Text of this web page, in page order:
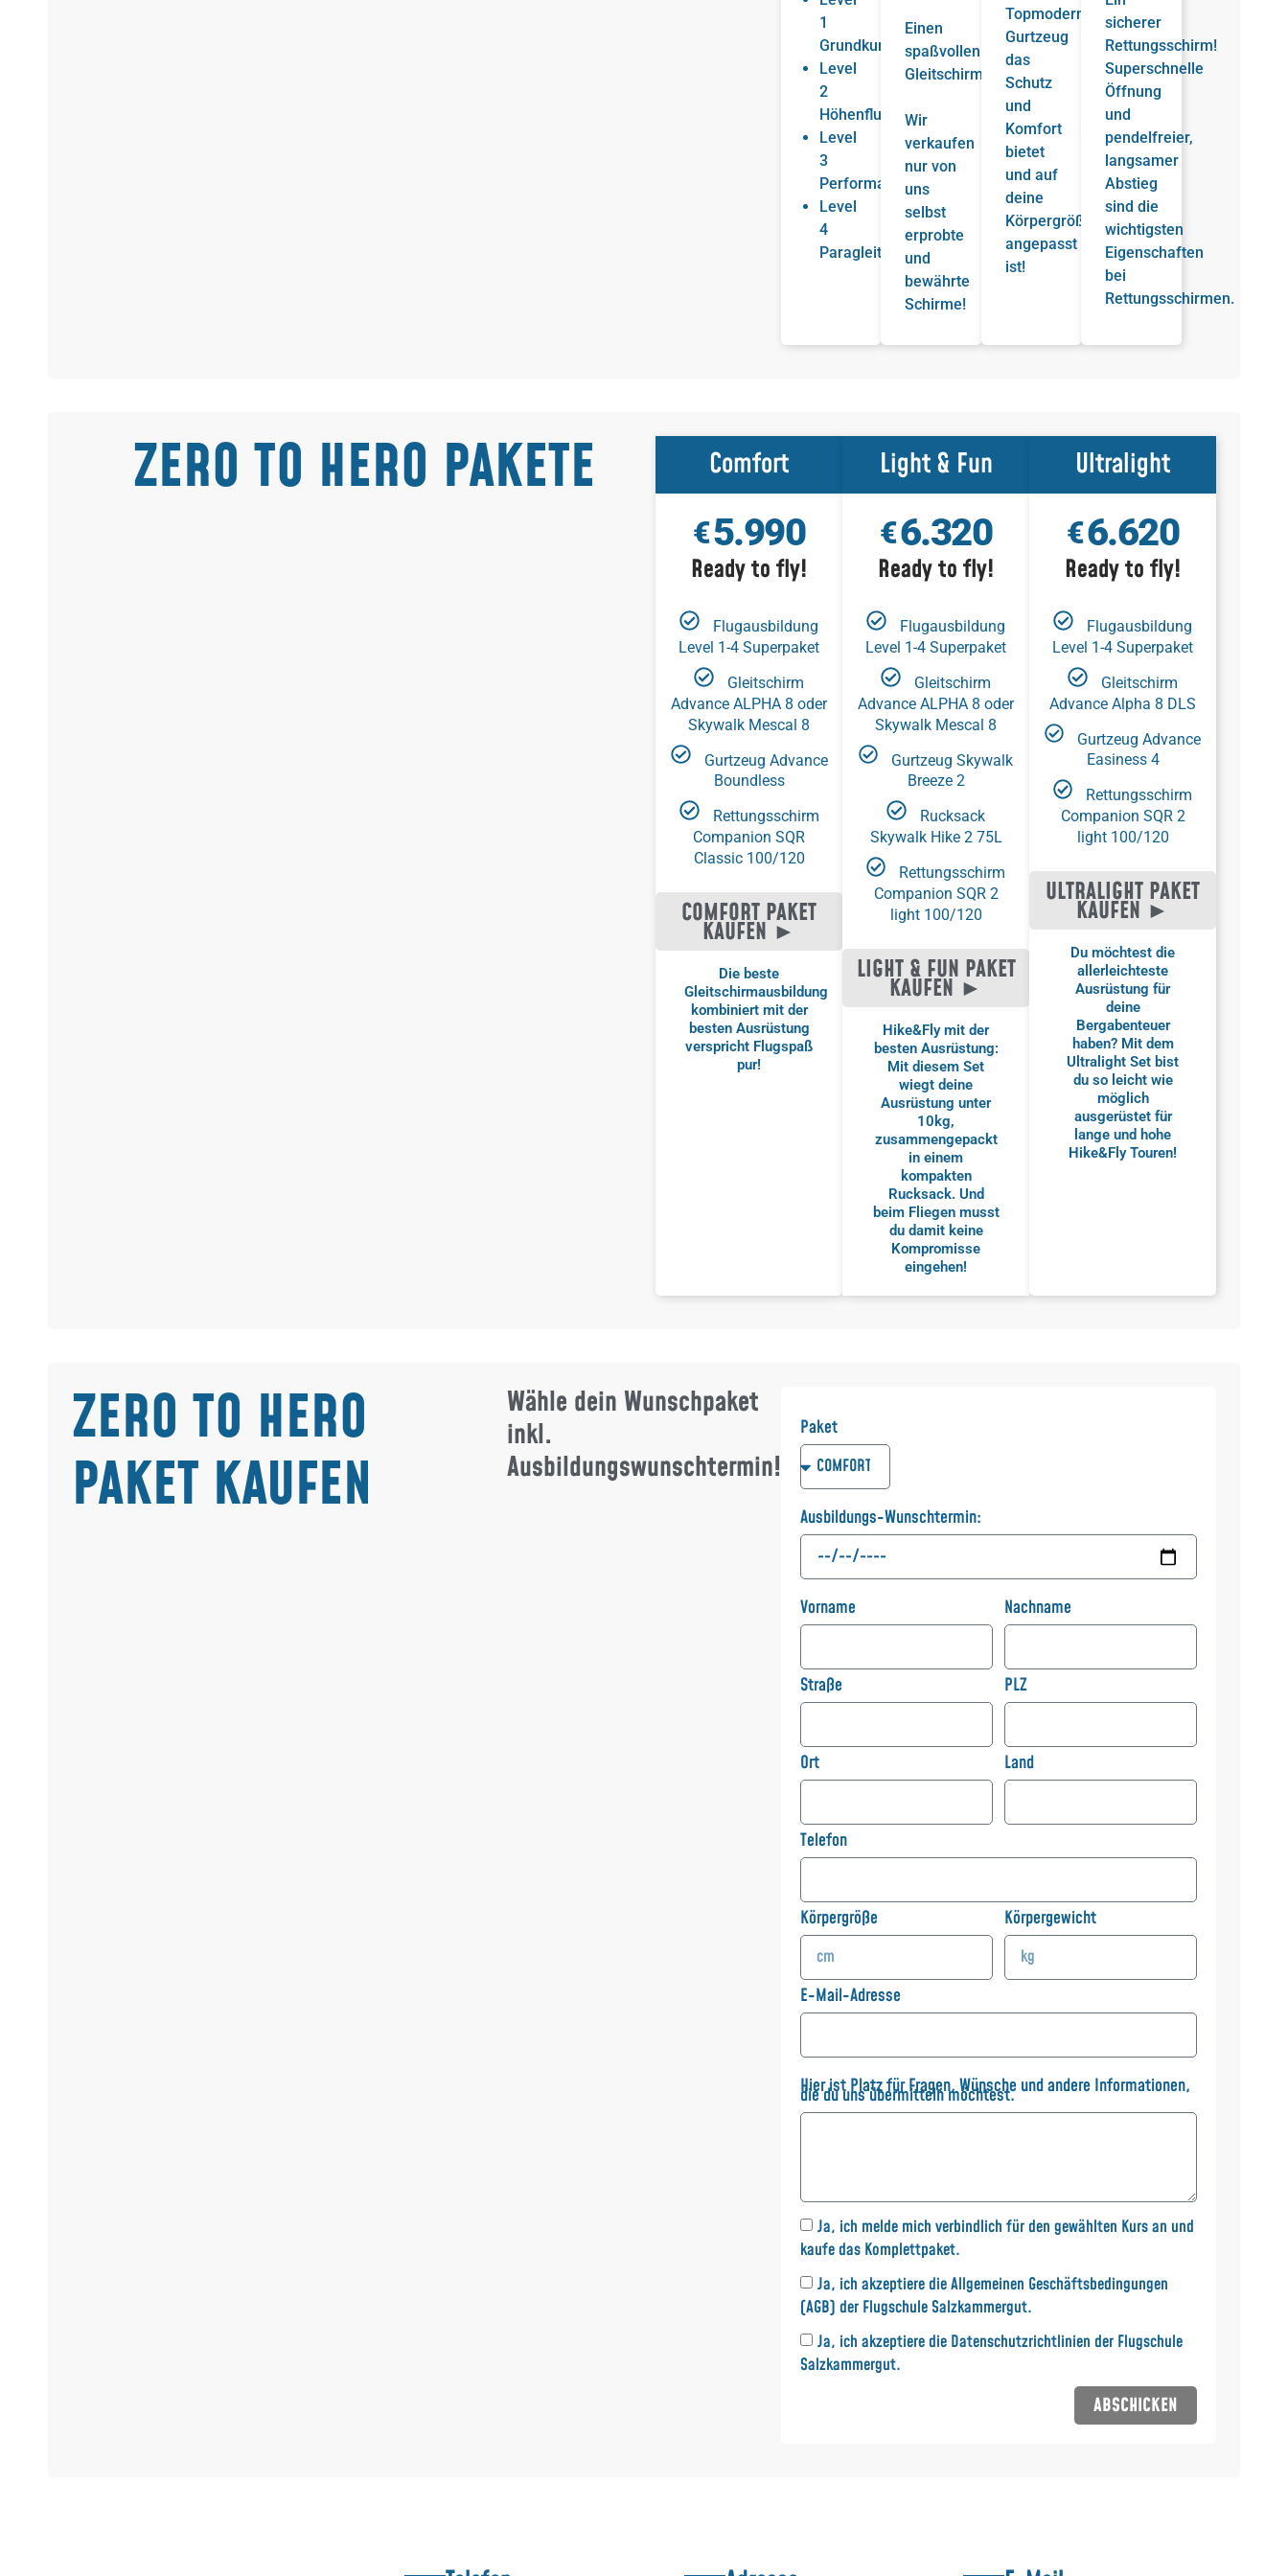
1
Grundkurs
Level
2
Höhenflugkurs
Level
3
Performanceflüge
Level
4
Paragleitscheinkurs.
Einen
spaßvollen
Gleitschirm!
Wir
verkaufen
nur von
uns
selbst
erprobte
und
bewährte
Schirme!
Topmodernes
Gurtzeug
das
Schutz
und
Komfort
bietet
und auf
deine
Körpergröße
angepasst
ist!
sicherer
Rettungsschirm!
Superschnelle
Öffnung
und
pendelfreier,
langsamer
Abstieg
sind die
wichtigsten
Eigenschaften
bei
Rettungsschirmen.
ZERO TO HERO PAKETE Comfort
€5.990
Ready to fly!
Flugausbildung
Level 1-4 Superpaket
Gleitschirm
Advance ALPHA 8 oder
Skywalk Mescal 8
Gurtzeug Advance
Boundless
Rettungsschirm
Companion SQR
Classic 100/120
COMFORT PAKET
KAUFEN ►
Die beste
Gleitschirmausbildung
kombiniert mit der
besten Ausrüstung
verspricht Flugspaß
pur!
Light & Fun
€6.320
Ready to fly!
Flugausbildung
Level 1-4 Superpaket
Gleitschirm
Advance ALPHA 8 oder
Skywalk Mescal 8
Gurtzeug Skywalk
Breeze 2
Rucksack
Skywalk Hike 2 75L
Rettungsschirm
Companion SQR 2
light 100/120
LIGHT & FUN PAKET
KAUFEN ►
Hike&Fly mit der
besten Ausrüstung:
Mit diesem Set
wiegt deine
Ausrüstung unter
10kg,
zusammengepackt
in einem
kompakten
Rucksack. Und
beim Fliegen musst
du damit keine
Kompromisse
eingehen!
Ultralight
€6.620
Ready to fly!
Flugausbildung
Level 1-4 Superpaket
Gleitschirm
Advance Alpha 8 DLS
Gurtzeug Advance
Easiness 4
Rettungsschirm
Companion SQR 2
light 100/120
ULTRALIGHT PAKET
KAUFEN ►
Du möchtest die
allerleichteste
Ausrüstung für
deine
Bergabenteuer
haben? Mit dem
Ultralight Set bist
du so leicht wie
möglich
ausgerüstet für
lange und hohe
Hike&Fly Touren!
ZERO TO HERO
PAKET KAUFEN
Wähle dein Wunschpaket
inkl.
Ausbildungswunschtermin!
Paket
Ausbildungs-Wunschtermin:
Vorname Nachname
Straße PLZ
Ort Land
Telefon
Körpergröße Körpergewicht
E-Mail-Adresse
Hier ist Platz für Fragen, Wünsche und andere Informationen,
die du uns übermitteln möchtest.
Ja, ich melde mich verbindlich für den gewählten Kurs an und
kaufe das Komplettpaket.
Ja, ich akzeptiere dieAllgemeinen Geschäftsbedingungen
(AGB) der Flugschule Salzkammergut.
Ja, ich akzeptiere die Datenschutzrichtlinien der Flugschule
Salzkammergut.
ABSCHICKEN